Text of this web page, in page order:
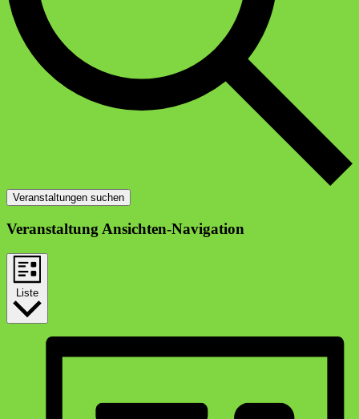
Veranstaltungen suchen
Veranstaltung Ansichten-Navigation
Liste